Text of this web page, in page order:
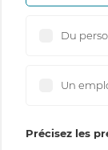
Du
Un
Précisez les